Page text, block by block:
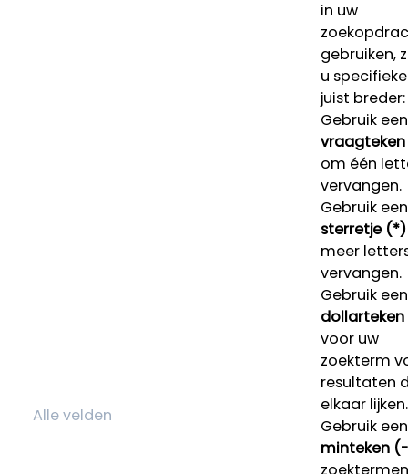
in uw
gebruiken,
u
juist breder:
Gebruik een
om één
vervangen.
Gebruik een
sterretje (*)
meer
vervangen.
Gebruik een
voor uw
zoekterm
resultaten
elkaar lijken.
Gebruik een
minteken